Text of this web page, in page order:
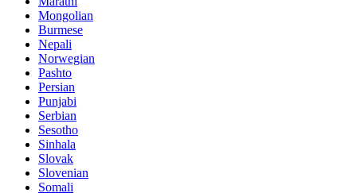
Mongolian
Burmese
Nepali
Norwegian
Pashto
Persian
Punjabi
Serbian
Sesotho
Sinhala
Slovak
Slovenian
Somali